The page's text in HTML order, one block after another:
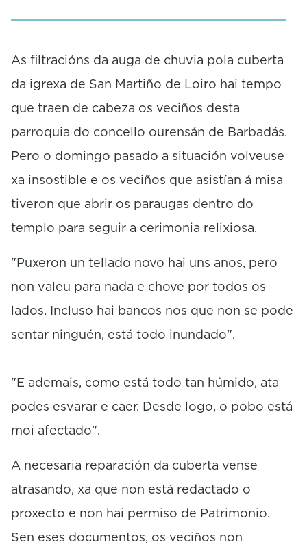
n
e
1
s
e
c
o
d
As filtracións da auga de chuvia pola cuberta
da igrexa de San Martiño de Loiro hai tempo
que traen de cabeza os veciños desta
parroquia do concello ourensán de Barbadás.
Pero o domingo pasado a situación volveuse
xa insostible e os veciños que asistían á misa
tiveron que abrir os paraugas dentro do
templo para seguir a cerimonia relixiosa.
"Puxeron un tellado novo hai uns anos, pero
non valeu para nada e chove por todos os
lados. Incluso hai bancos nos que non se pode
sentar ninguén, está todo inundado".
"E ademais, como está todo tan húmido, ata
podes esvarar e caer. Desde logo, o pobo está
moi afectado".
A necesaria reparación da cuberta vense
atrasando, xa que non está redactado o
proxecto e non hai permiso de Patrimonio.
Sen eses documentos, os veciños non